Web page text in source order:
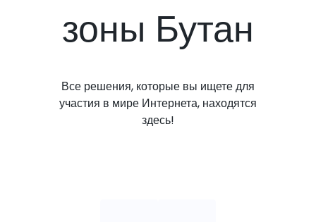
зоны Бутан
Все решения, которые вы ищете для
участия в мире Интернета, находятся
здесь!